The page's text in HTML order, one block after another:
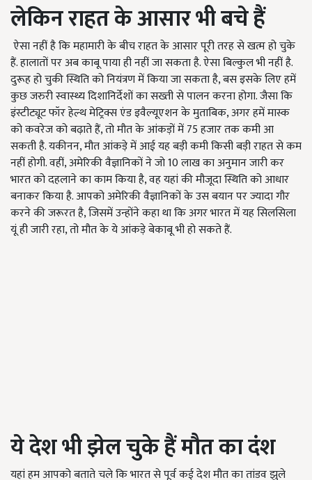
लेकिन राहत के आसार भी बचे हैं
ऐसा नहीं है कि महामारी के बीच राहत के आसार पूरी तरह से खत्म हो चुके
हैं. हालातों पर अब काबू पाया ही नहीं जा सकता है. ऐसा बिल्कुल भी नहीं है.
दुरूह हो चुकी स्थिति को नियंत्रण में किया जा सकता है, बस इसके लिए हमें
कुछ जरुरी स्वास्थ्य दिशानिर्देशों का सख्ती से पालन करना होगा. जैसा कि
इंस्टीट्यूट फॉर हेल्थ मेट्रिक्स एंड इवैल्यूएशन के मुताबिक, अगर हमें मास्क
को कवरेज को बढ़ाते हैं, तो मौत के आंकड़ों में 75 हजार तक कमी आ
सकती है. यकीनन, मौत आंकड़े में आई यह बड़ी कमी किसी बड़ी राहत से कम
नहीं होगी. वहीं, अमेरिकी वैज्ञानिकों ने जो 10 लाख का अनुमान जारी कर
भारत को दहलाने का काम किया है, वह यहां की मौजूदा स्थिति को आधार
बनाकर किया है. आपको अमेरिकी वैज्ञानिकों के उस बयान पर ज्यादा गौर
करने की जरूरत है, जिसमें उन्होंने कहा था कि अगर भारत में यह सिलसिला
यूं ही जारी रहा, तो मौत के ये आंकड़े बेकाबू भी हो सकते हैं.
ये देश भी झेल चुके हैं मौत का दंश
यहां हम आपको बताते चले कि भारत से पूर्व कई देश मौत का तांडव झुले